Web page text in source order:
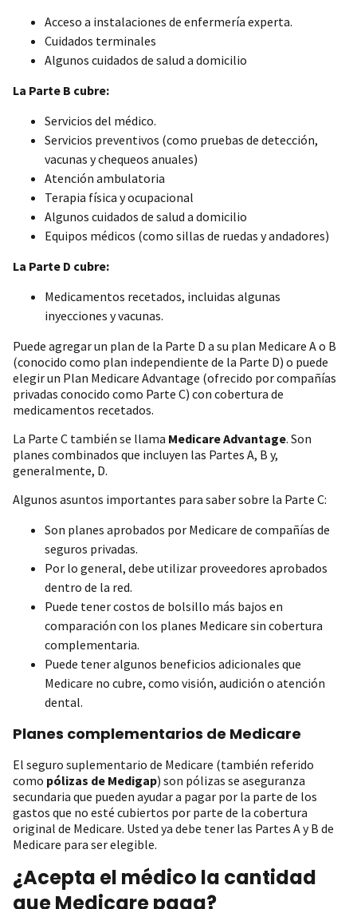
Acceso a instalaciones de enfermería experta.
Cuidados terminales
Algunos cuidados de salud a domicilio
La Parte B cubre:
Servicios del médico.
Servicios preventivos (como pruebas de detección,
vacunas y chequeos anuales)
Atención ambulatoria
Terapia física y ocupacional
Algunos cuidados de salud a domicilio
Equipos médicos (como sillas de ruedas y andadores)
La Parte D cubre:
Medicamentos recetados, incluidas algunas
inyecciones y vacunas.
Puede agregar un plan de la Parte D a su plan Medicare A o B
(conocido como plan independiente de la Parte D) o puede
elegir un Plan Medicare Advantage (ofrecido por compañías
privadas conocido como Parte C) con cobertura de
medicamentos recetados.
La Parte C también se llama Medicare Advantage. Son
planes combinados que incluyen las Partes A, B y,
generalmente, D.
Algunos asuntos importantes para saber sobre la Parte C:
Son planes aprobados por Medicare de compañías de
seguros privadas.
Por lo general, debe utilizar proveedores aprobados
dentro de la red.
Puede tener costos de bolsillo más bajos en
comparación con los planes Medicare sin cobertura
complementaria.
Puede tener algunos beneficios adicionales que
Medicare no cubre, como visión, audición o atención
dental.
Planes complementarios de Medicare
El seguro suplementario de Medicare (también referido
como pólizas de Medigap) son pólizas se aseguranza
secundaria que pueden ayudar a pagar por la parte de los
gastos que no esté cubiertos por parte de la cobertura
original de Medicare. Usted ya debe tener las Partes A y B de
Medicare para ser elegible.
¿Acepta el médico la cantidad
que Medicare paga?